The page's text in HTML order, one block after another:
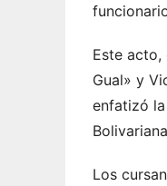
Este
Gual» y
enfatizó
Los